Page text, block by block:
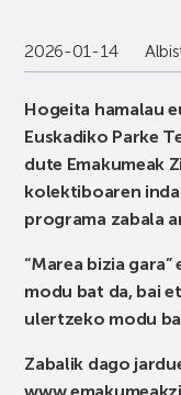
2026-01-14
Hogeita hamalau
Euskadiko Parke
dute Emakumeak
kolektiboaren
programa zabala
“Marea bizia
modu bat da, bai
ulertzeko modu
Zabalik dago